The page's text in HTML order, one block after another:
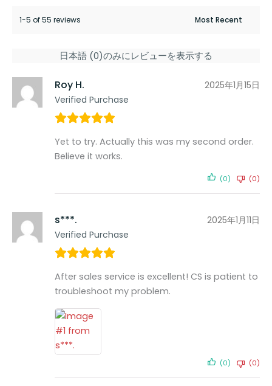
1-5 of 55 reviews
日本語 (0)のみにレビューを表示する
Roy H.
Verified Purchase
2025年1月15日
Yet to try. Actually this was my second order.
Believe it works.
(0) (0)
s***.
Verified Purchase
2025年1月11日
After sales service is excellent! CS is patient to
troubleshoot my problem.
(0) (0)